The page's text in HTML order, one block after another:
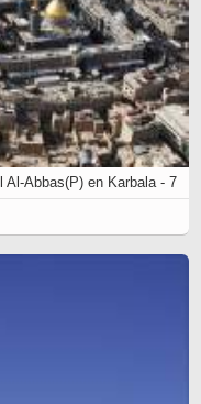
Abbas(P) en Karbala - 7